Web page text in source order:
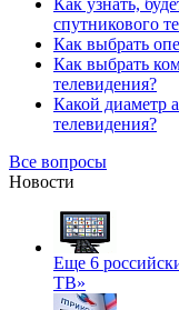
Как узнать,
спутникового
Как выбрать
Как выбрать
телевидения?
Какой диаметр
телевидения?
Все вопросы
Новости
Еще 6
ТВ»